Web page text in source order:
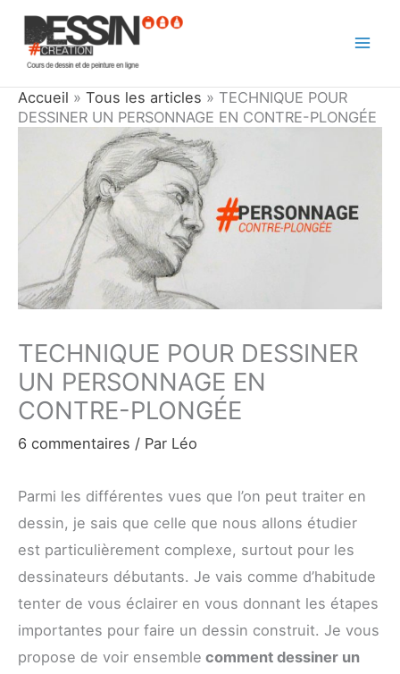
Aller
contenu
Accueil » Tous les articles » TECHNIQUE POUR
DESSINER UN PERSONNAGE EN CONTRE-PLONGÉE
TECHNIQUE POUR DESSINER
UN PERSONNAGE EN
CONTRE-PLONGÉE
6 commentaires / Par Léo
Parmi les différentes vues que l’on peut traiter en
dessin, je sais que celle que nous allons étudier
est particulièrement complexe, surtout pour les
dessinateurs débutants. Je vais comme d’habitude
tenter de vous éclairer en vous donnant les étapes
importantes pour faire un dessin construit. Je vous
propose de voir ensemble comment dessiner un